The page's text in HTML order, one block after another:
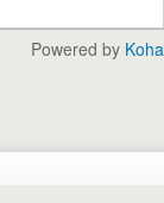
Powered by Koha